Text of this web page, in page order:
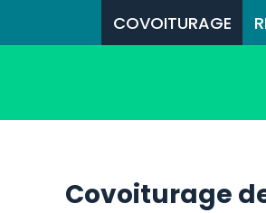
COVOITURAGE
Covoiturage